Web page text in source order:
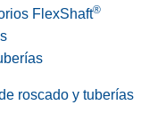
FlexShaft®
roscado y tuberías